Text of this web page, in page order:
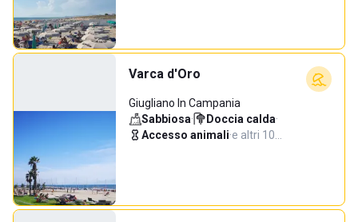
Varca d'Oro
Giugliano In Campania
Sabbiosa· Doccia calda·
Accesso animali·e altri 10…